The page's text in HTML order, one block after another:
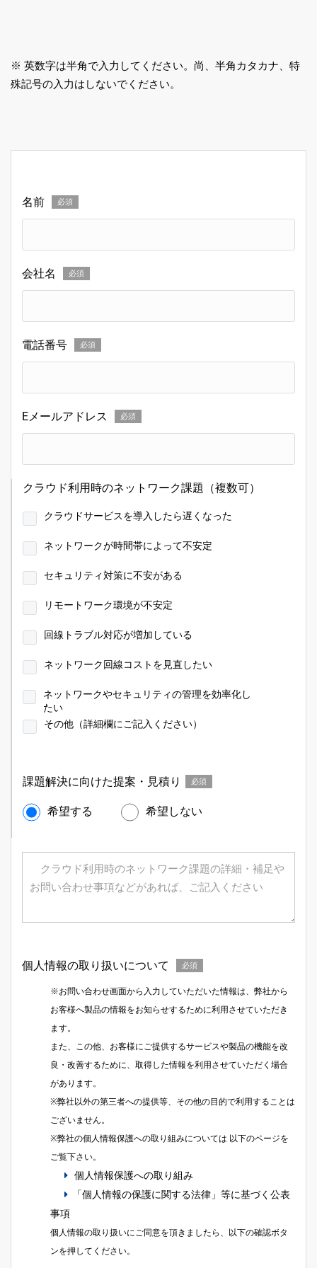
※ 英数字は半角で入力してください。尚、半角カタカナ、特
殊記号の入力はしないでください。
名前 必須
会社名 必須
電話番号 必須
Eメールアドレス 必須
クラウド利用時のネットワーク課題（複数可）
クラウドサービスを導入したら遅くなった
ネットワークが時間帯によって不安定
セキュリティ対策に不安がある
リモートワーク環境が不安定
回線トラブル対応が増加している
ネットワーク回線コストを見直したい
ネットワークやセキュリティの管理を効率化し
たい
その他（詳細欄にご記入ください）
課題解決に向けた提案・見積り 必須
希望する 希望しない
個人情報の取り扱いについて 必須
※お問い合わせ画面から入力していただいた情報は、弊社から
お客様へ製品の情報をお知らせするために利用させていただき
ます。
また、この他、お客様にご提供するサービスや製品の機能を改
良・改善するために、取得した情報を利用させていただく場合
があります。
※弊社以外の第三者への提供等、その他の目的で利用することは
ございません。
※弊社の個人情報保護への取り組みについては 以下のページを
ご覧下さい。
個人情報保護への取り組み
「個人情報の保護に関する法律」等に基づく公表
事項
個人情報の取り扱いにご同意を頂きましたら、以下の確認ボタ
ンを押してください。